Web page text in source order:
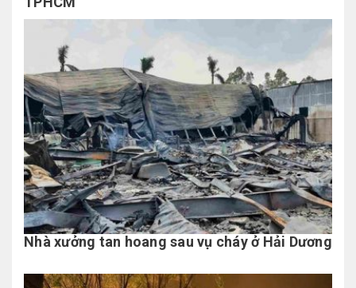
Nhà xưởng tan hoang sau vụ cháy ở Hải Dương